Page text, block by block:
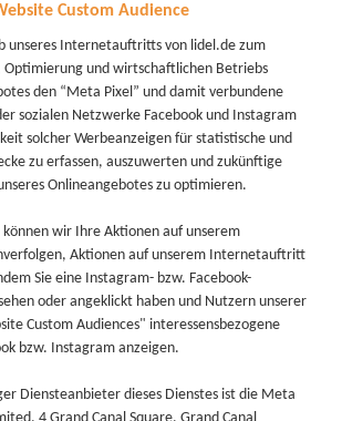
Custom Audience
unseres Internetauftritts von lidel.de zum
Optimierung und wirtschaftlichen Betriebs
den “Meta Pixel” und damit verbundene
sozialen Netzwerke Facebook und Instagram
solcher Werbeanzeigen für statistische und
zu erfassen, auszuwerten und zukünftige
Onlineangebotes zu optimieren.
wir Ihre Aktionen auf unserem
Aktionen auf unserem Internetauftritt
Sie eine Instagram- bzw. Facebook-
oder angeklickt haben und Nutzern unserer
Custom Audiences" interessensbezogene
bzw. Instagram anzeigen.
Diensteanbieter dieses Dienstes ist die Meta